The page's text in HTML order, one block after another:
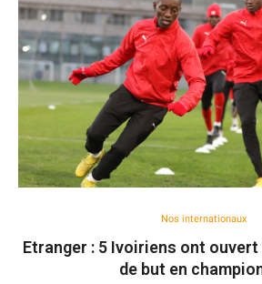
Nos internationaux
Etranger : 5 Ivoiriens ont
de but en